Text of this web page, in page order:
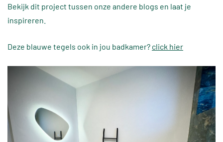
Bekijk dit project tussen onze andere blogs en laat je
inspireren.
Deze blauwe tegels ook in jou badkamer? click hier